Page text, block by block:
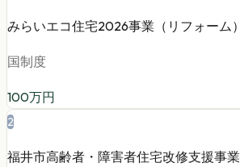
みらいエコ住宅2026事業（リフォーム）
国制度
100万円
2
福井市高齢者・障害者住宅改修支援事業